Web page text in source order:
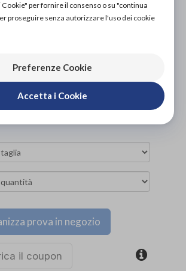
IN NEGOZIO
NOLEGGIA IN NEGOZIO
prova in negozio
il coupon
per fornire il consenso o su "continua
proseguire senza autorizzare l'uso dei cookie
Preferenze Cookie
Accetta i Cookie